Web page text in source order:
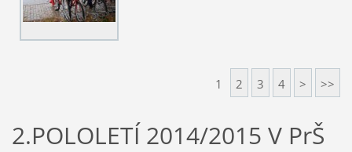
1 2 3 4 > >>
2.POLOLETÍ 2014/2015 V PrŠ